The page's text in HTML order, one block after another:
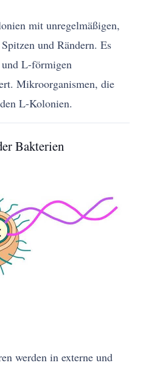
mit unregelmäßigen,
und Rändern. Es
L-förmigen
Mikroorganismen, die
L-Kolonien.
Bakterien
werden in externe und